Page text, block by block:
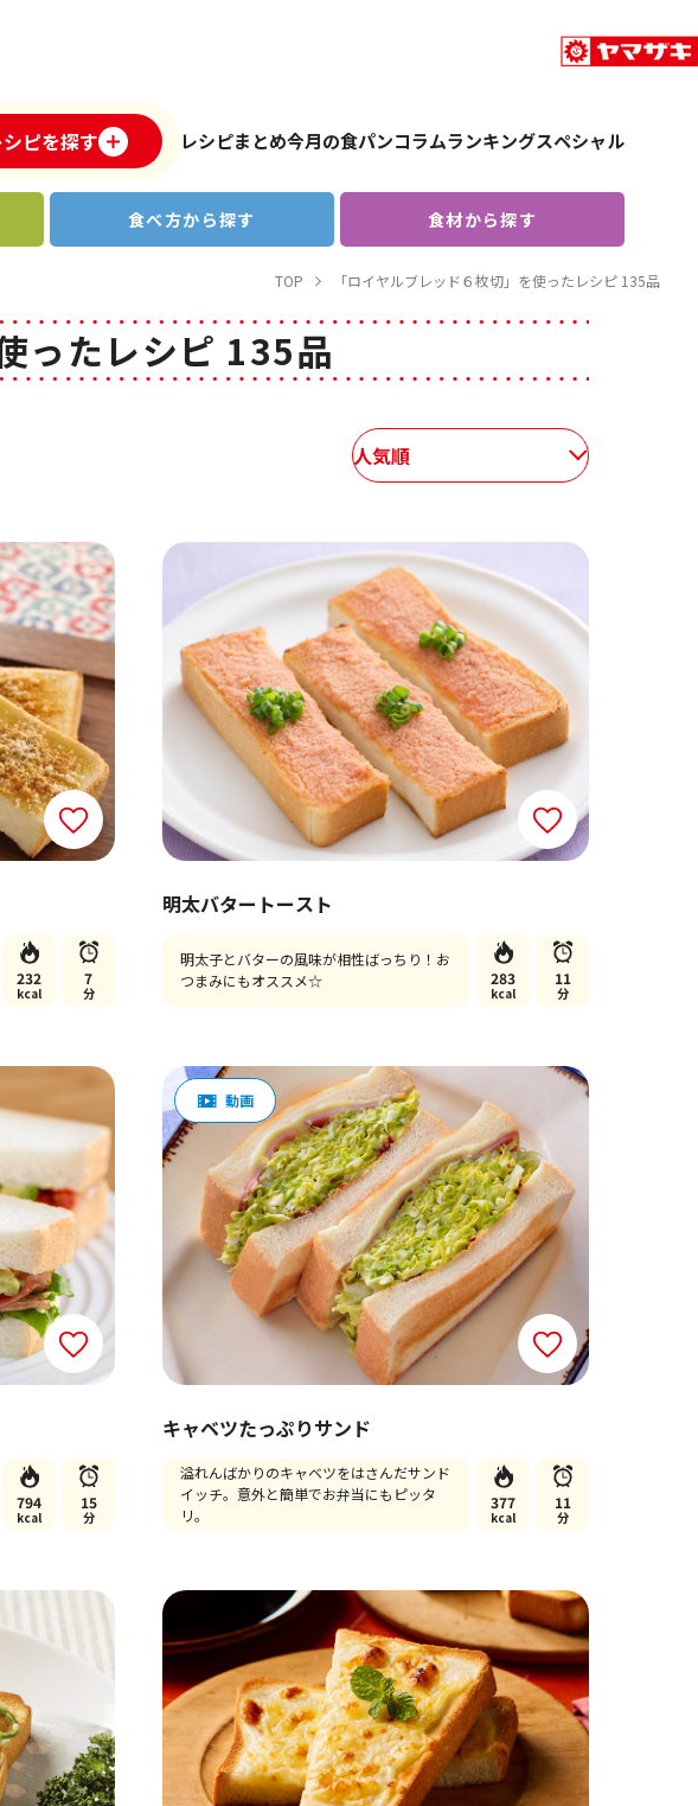
シピを探す レシピまとめ今月の食パンコラムランキングスペシャル
食べ方から探す 食材から探す
TOP 「ロイヤルブレッド６枚切」を使ったレシピ 135品
ったレシピ 135品
人気順
232
kcal
7
分
明太バタートースト
明太子とバターの風味が相性ばっちり！お
つまみにもオススメ☆
283
kcal
11
分
794
kcal
15
分
キャベツたっぷりサンド
溢れんばかりのキャベツをはさんだサンド
イッチ。意外と簡単でお弁当にもピッタ
リ。
377
kcal
11
分